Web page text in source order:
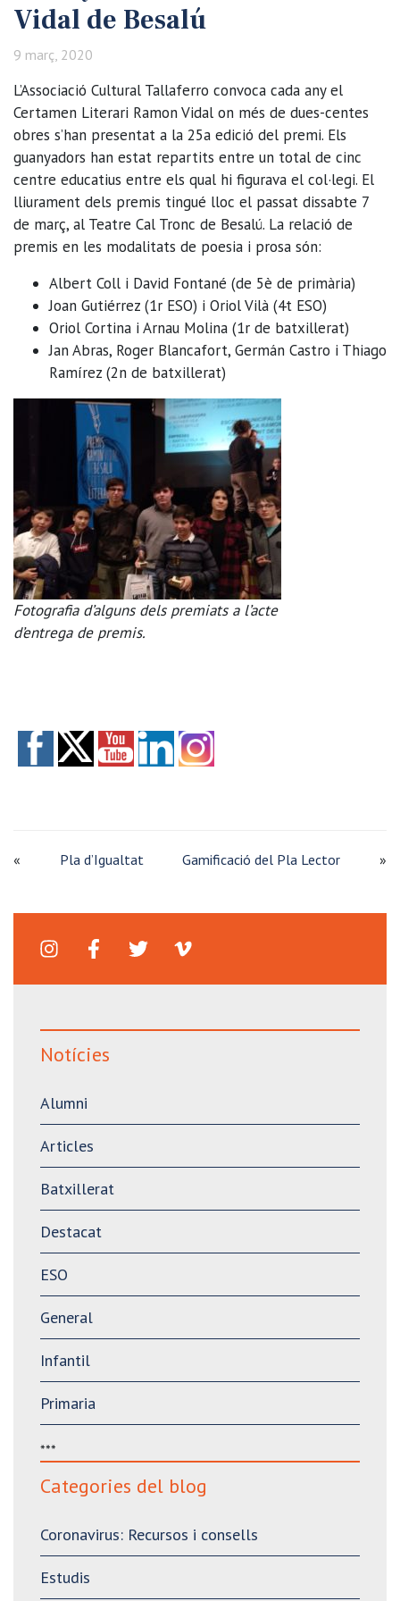
Vidal de Besalú
9 març, 2020
L’Associació Cultural Tallaferro convoca cada any el
Certamen Literari Ramon Vidal on més de dues-centes
obres s’han presentat a la 25a edició del premi. Els
guanyadors han estat repartits entre un total de cinc
centre educatius entre els qual hi figurava el col·legi. El
lliurament dels premis tingué lloc el passat dissabte 7
de març, al Teatre Cal Tronc de Besalú. La relació de
premis en les modalitats de poesia i prosa són:
Albert Coll i David Fontané (de 5è de primària)
Joan Gutiérrez (1r ESO) i Oriol Vilà (4t ESO)
Oriol Cortina i Arnau Molina (1r de batxillerat)
Jan Abras, Roger Blancafort, Germán Castro i Thiago
Ramírez (2n de batxillerat)
Fotografia d’alguns dels premiats a l’acte
d’entrega de premis.
« Pla d’Igualtat Gamificació del Pla Lector »
Notícies
Alumni
Articles
Batxillerat
Destacat
ESO
General
Infantil
Primaria
***
Categories del blog
Coronavirus: Recursos i consells
Estudis